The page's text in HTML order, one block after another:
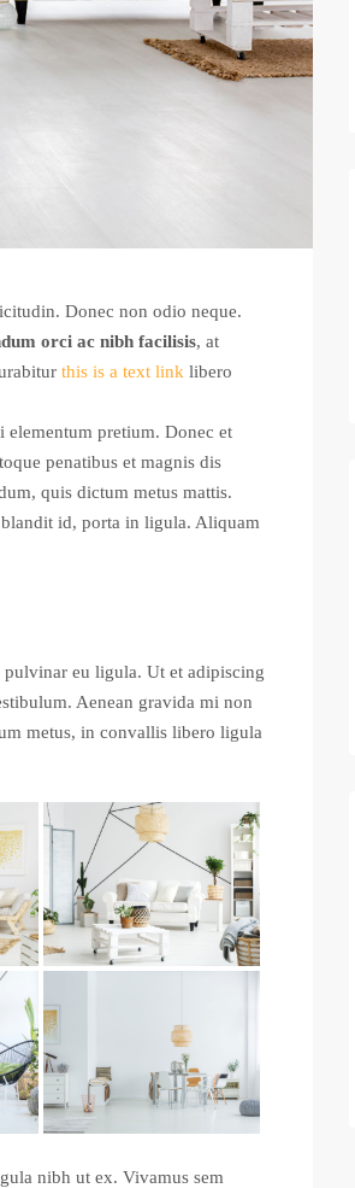
Donec non odio neque.
orci ac nibh facilisis, at
this is a text link libero
elementum pretium. Donec et
penatibus et magnis dis
quis dictum metus mattis.
blandit id, porta in ligula. Aliquam
eu ligula. Ut et adipiscing
Aenean gravida mi non
metus, in convallis libero ligula
nibh ut ex. Vivamus sem